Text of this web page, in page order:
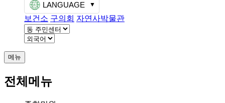
LANGUAGE
보건소 구의회 자연사박물관
메뉴
전체메뉴